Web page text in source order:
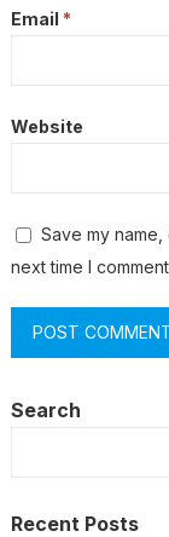
Email *
Website
Save my
next time I
Search
Recent Posts